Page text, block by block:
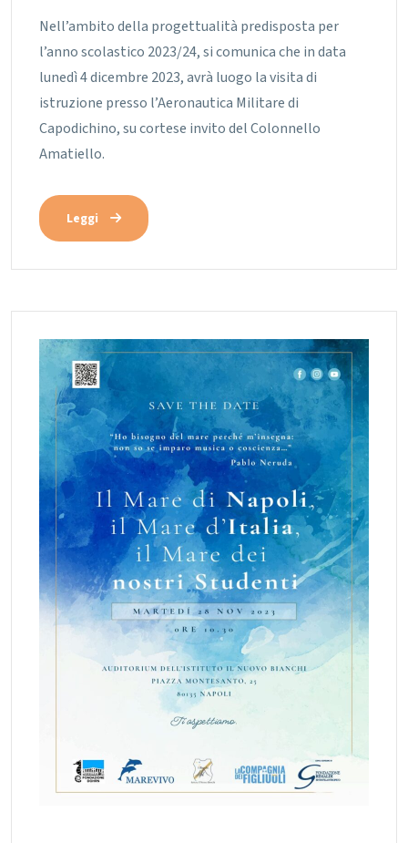
Nell’ambito della progettualità predisposta per
l’anno scolastico 2023/24, si comunica che in data
lunedì 4 dicembre 2023, avrà luogo la visita di
istruzione presso l’Aeronautica Militare di
Capodichino, su cortese invito del Colonnello
Amatiello.
Leggi